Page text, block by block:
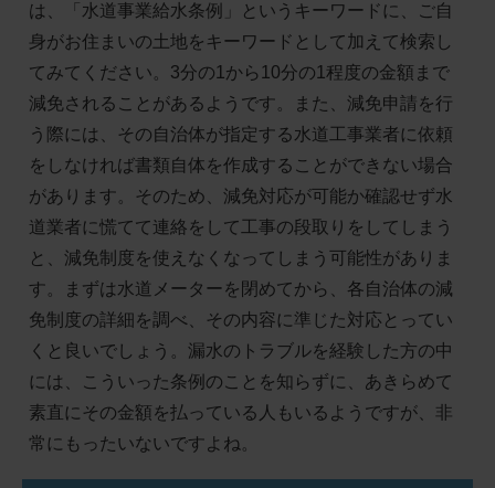
は、「水道事業給水条例」というキーワードに、ご自
身がお住まいの土地をキーワードとして加えて検索し
てみてください。3分の1から10分の1程度の金額まで
減免されることがあるようです。また、減免申請を行
う際には、その自治体が指定する水道工事業者に依頼
をしなければ書類自体を作成することができない場合
があります。そのため、減免対応が可能か確認せず水
道業者に慌てて連絡をして工事の段取りをしてしまう
と、減免制度を使えなくなってしまう可能性がありま
す。まずは水道メーターを閉めてから、各自治体の減
免制度の詳細を調べ、その内容に準じた対応とってい
くと良いでしょう。漏水のトラブルを経験した方の中
には、こういった条例のことを知らずに、あきらめて
素直にその金額を払っている人もいるようですが、非
常にもったいないですよね。